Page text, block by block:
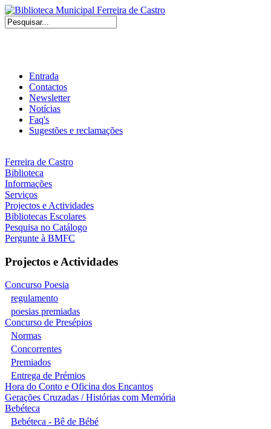
Entrada
Contactos
Newsletter
Notícias
Faq's
Sugestões e reclamações
Ferreira de Castro
Biblioteca
Informações
Serviços
Projectos e Actividades
Bibliotecas Escolares
Pesquisa no Catálogo
Pergunte à BMFC
Projectos e Actividades
Concurso Poesia
regulamento
poesias premiadas
Concurso de Presépios
Normas
Concorrentes
Premiados
Entrega de Prémios
Hora do Conto e Oficina dos Encantos
Gerações Cruzadas / Histórias com Memória
Bebéteca
Bebéteca - Bê de Bébé